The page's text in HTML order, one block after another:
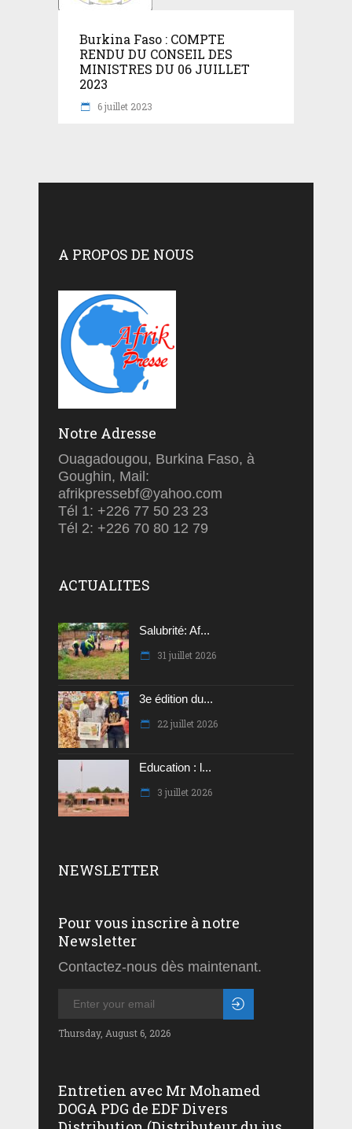
Burkina Faso : COMPTE
RENDU DU CONSEIL DES
MINISTRES DU 06 JUILLET
2023
6 juillet 2023
A PROPOS DE NOUS
Notre Adresse
Ouagadougou, Burkina Faso, à
Goughin, Mail:
afrikpressebf@yahoo.com
Tél 1: +226 77 50 23 23
Tél 2: +226 70 80 12 79
ACTUALITES
Salubrité: Af...
31 juillet 2026
3e édition du...
22 juillet 2026
Education : l...
3 juillet 2026
NEWSLETTER
Pour vous inscrire à notre
Newsletter
Contactez-nous dès maintenant.
Thursday, August 6, 2026
Entretien avec Mr Mohamed
DOGA PDG de EDF Divers